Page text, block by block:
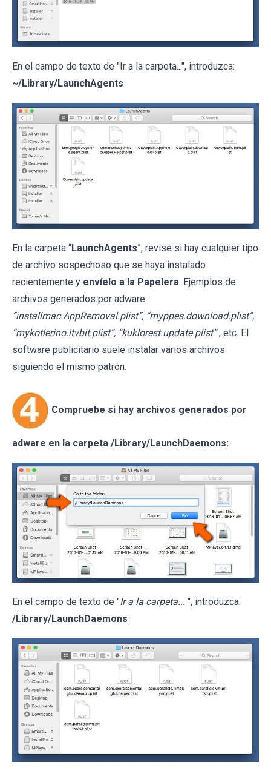
En el campo de texto de "Ir a la carpeta...", introduzca:
~/Library/LaunchAgents
En la carpeta “LaunchAgents”, revise si hay cualquier tipo
de archivo sospechoso que se haya instalado
recientemente y envíelo a la Papelera. Ejemplos de
archivos generados por adware:
“installmac.AppRemoval.plist”, “myppes.download.plist”,
“mykotlerino.ltvbit.plist”, “kuklorest.update.plist” , etc. El
software publicitario suele instalar varios archivos
siguiendo el mismo patrón.
Compruebe si hay archivos generados por
adware en la carpeta /Library/LaunchDaemons:
En el campo de texto de "Ir a la carpeta... ", introduzca:
/Library/LaunchDaemons